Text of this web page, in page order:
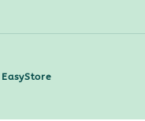
EasyStore